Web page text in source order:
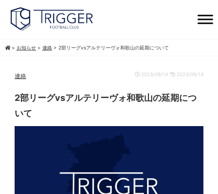
> お知らせ > 連絡 > 2部リーグvsアルテリーヴォ和歌山の延期について
連絡 2023/09/14 2023/09/14
2部リーグvsアルテリーヴォ和歌山の延期につ
いて